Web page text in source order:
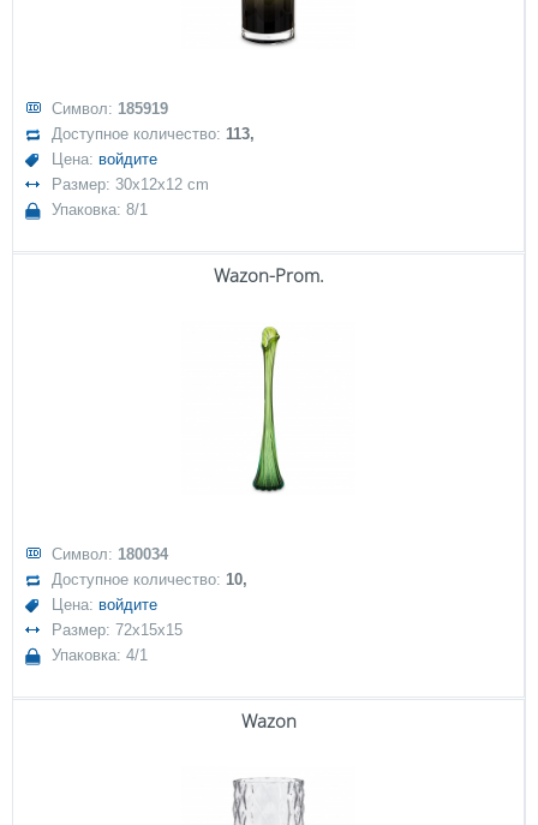
Символ: 185919
Доступное количество:113,
Цена: войдите
Размер: 30x12x12 cm
Упаковка: 8/1
Wazon-Prom.
Символ: 180034
Доступное количество:10,
Цена: войдите
Размер: 72x15x15
Упаковка: 4/1
Wazon